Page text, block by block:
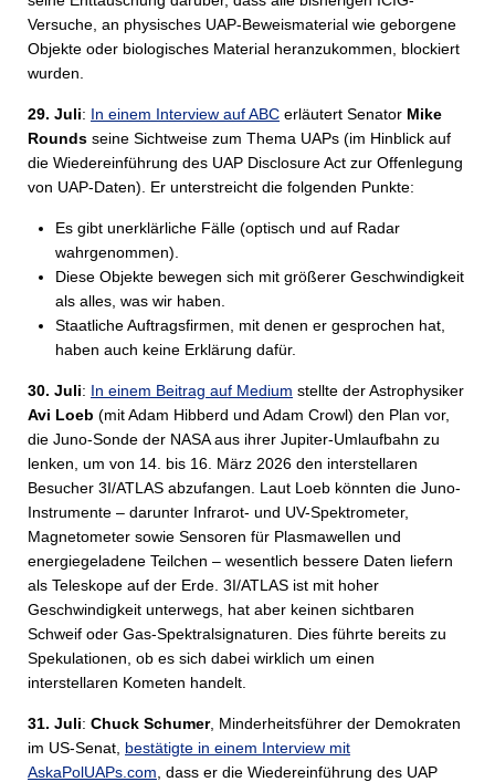
Versuche, an physisches UAP-Beweismaterial wie geborgene
Objekte oder biologisches Material heranzukommen, blockiert
wurden.
29. Juli: In einem Interview auf ABC erläutert Senator Mike
Rounds seine Sichtweise zum Thema UAPs (im Hinblick auf
die Wiedereinführung des UAP Disclosure Act zur Offenlegung
von UAP-Daten). Er unterstreicht die folgenden Punkte:
Es gibt unerklärliche Fälle (optisch und auf Radar
wahrgenommen).
Diese Objekte bewegen sich mit größerer Geschwindigkeit
als alles, was wir haben.
Staatliche Auftragsfirmen, mit denen er gesprochen hat,
haben auch keine Erklärung dafür.
30. Juli: In einem Beitrag auf Medium stellte der Astrophysiker
Avi Loeb (mit Adam Hibberd und Adam Crowl) den Plan vor,
die Juno-Sonde der NASA aus ihrer Jupiter-Umlaufbahn zu
lenken, um von 14. bis 16. März 2026 den interstellaren
Besucher 3I/ATLAS abzufangen. Laut Loeb könnten die Juno-
Instrumente – darunter Infrarot- und UV-Spektrometer,
Magnetometer sowie Sensoren für Plasmawellen und
energiegeladene Teilchen – wesentlich bessere Daten liefern
als Teleskope auf der Erde. 3I/ATLAS ist mit hoher
Geschwindigkeit unterwegs, hat aber keinen sichtbaren
Schweif oder Gas-Spektralsignaturen. Dies führte bereits zu
Spekulationen, ob es sich dabei wirklich um einen
interstellaren Kometen handelt.
31. Juli: Chuck Schumer, Minderheitsführer der Demokraten
im US-Senat, bestätigte in einem Interview mit
AskaPolUAPs.com , dass er die Wiedereinführung des UAP